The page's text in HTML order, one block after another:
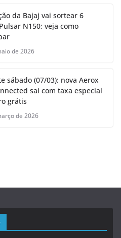
da Bajaj vai sortear 6
N150; veja como
de 2026
sábado (07/03): nova Aerox
sai com taxa especial
grátis
de 2026